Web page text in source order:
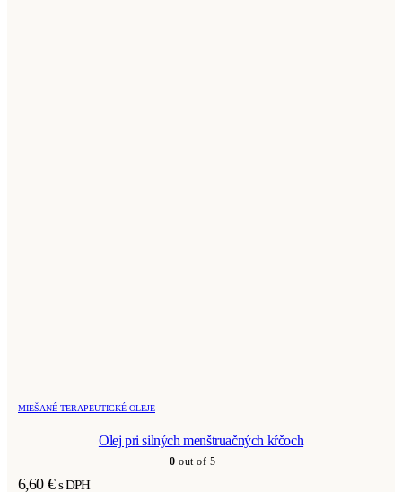
MIEŠANÉ TERAPEUTICKÉ OLEJE
Olej pri silných menštruačných kŕčoch
0 out of 5
6,60 € s DPH